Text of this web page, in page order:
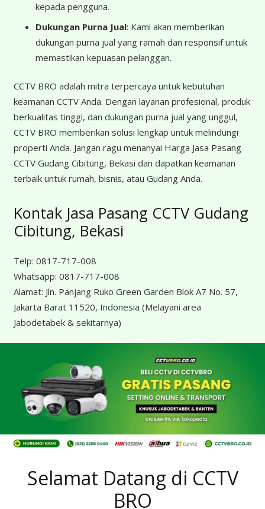
kepada pengguna.
Dukungan Purna Jual: Kami akan memberikan
dukungan purna jual yang ramah dan responsif untuk
memastikan kepuasan pelanggan.
CCTV BRO adalah mitra terpercaya untuk kebutuhan
keamanan CCTV Anda. Dengan layanan profesional, produk
berkualitas tinggi, dan dukungan purna jual yang unggul,
CCTV BRO memberikan solusi lengkap untuk melindungi
properti Anda. Jangan ragu menanyai Harga Jasa Pasang
CCTV Gudang Cibitung, Bekasi dan dapatkan keamanan
terbaik untuk rumah, bisnis, atau Gudang Anda.
Kontak Jasa Pasang CCTV Gudang
Cibitung, Bekasi
Telp: 0817-717-008
Whatsapp: 0817-717-008
Alamat: Jln. Panjang Ruko Green Garden Blok A7 No. 57,
Jakarta Barat 11520, Indonesia (Melayani area
Jabodetabek & sekitarnya)
Selamat Datang di CCTV
BRO